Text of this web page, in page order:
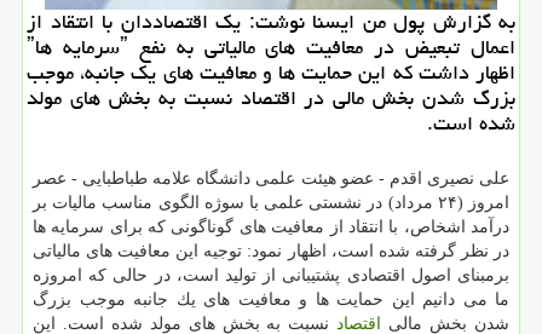
به گزارش پول من ایسنا نوشت: یك اقتصاددان با انتقاد از
اعمال تبعیض در معافیت های مالیاتی به نفع ˮسرمایه هاˮ
اظهار داشت كه این حمایت ها و معافیت های یك جانبه، موجب
بزرگ شدن بخش مالی در اقتصاد نسبت به بخش های مولد
شده است.
علی نصیری اقدم - عضو هیئت علمی دانشگاه علامه طباطبایی - عصر
امروز (۲۴ مرداد) در نشستی علمی با سوژه الگوی مناسب مالیات بر
درآمد اشخاص، با انتقاد از معافیت های گوناگونی كه برای سرمایه ها
در نظر گرفته شده است، اظهار نمود: توجیه این معافیت های مالیاتی
برمبنای اصول اقتصادی پشتیبانی از تولید است، در حالی كه امروزه
ما می دانیم این حمایت ها و معافیت های یك جانبه موجب بزرگ
شدن بخش مالی اقتصاد نسبت به بخش های مولد شده است. این